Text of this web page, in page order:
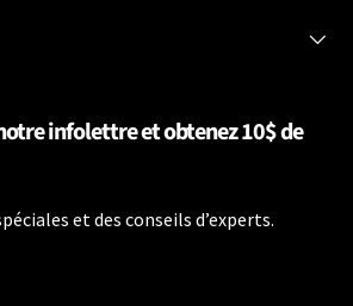
infolettre et obtenez 10$ de
et des conseils d’experts.